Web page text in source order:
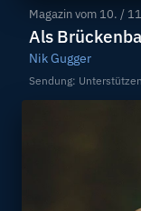
Magazin vom 10. /
Als
Nik Gugger
Sendung: